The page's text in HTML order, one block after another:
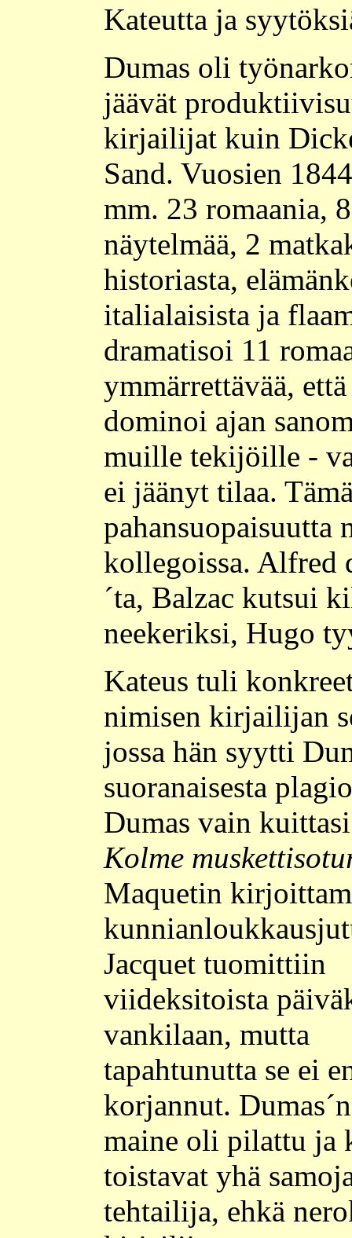
Kateutta ja
Dumas oli
jäävät
kirjailijat kuin
Sand. Vuosien
mm. 23 romaania,
näytelmää, 2
historiasta,
italialaisista ja
dramatisoi 11
ymmärrettävää,
dominoi ajan
muille tekijöille -
ei jäänyt tilaa.
pahansuopaisuutta
kollegoissa. Alfred
´ta, Balzac kutsui
neekeriksi, Hugo
Kateus tuli
nimisen kirjailijan
jossa hän syytti
suoranaisesta
Dumas vain
Kolme
Maquetin
Jacquet tuomittiin
viideksitoista
vankilaan, mutta
tapahtunutta se ei
korjannut. Dumas´n
maine oli pilattu ja
toistavat yhä
tehtailija, ehkä